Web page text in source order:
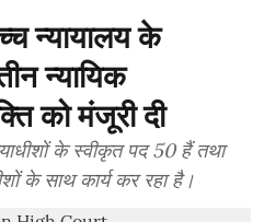
न्यायालय के
न्यायिक
को मंजूरी दी
के स्वीकृत पद 50 हैं तथा
के साथ कार्य कर रहा है।